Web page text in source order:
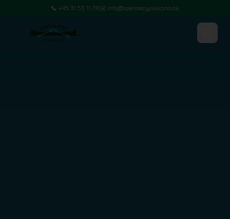
📞 +45 31 53 11 78✉️ info@soenderjyskkano.dk